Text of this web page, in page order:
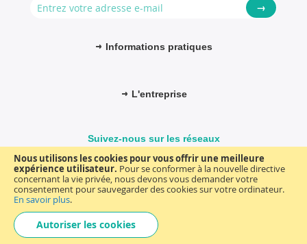
Nous utilisons les cookies pour vous offrir une meilleure
expérience utilisateur. Pour se conformer à la nouvelle directive
concernant la vie privée, nous devons vous demander votre
consentement pour sauvegarder des cookies sur votre ordinateur.
En savoir plus.
Autoriser les cookies
→
Informations pratiques
L'entreprise
Suivez-nous sur les réseaux
© FM-médical. Tous droits réservés 2025Termes et Conditions
Choisir
une
general